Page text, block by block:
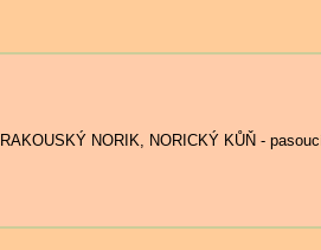
RAKOUSKÝ NORIK, NORICKÝ KŮŇ -